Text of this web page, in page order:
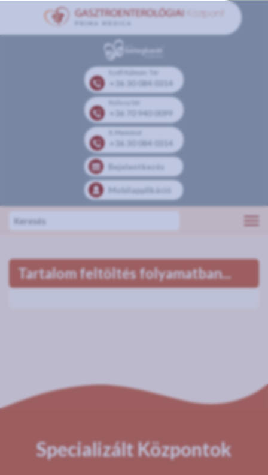
Széll Kálmán Tér
+36 30 084 0314
+36 70 940 0099
II. Mammut
+36 30 084 0314
Bejelentkezés
Mobilapplikáció
Tartalom feltöltés folyamatban...
Specializált Központok